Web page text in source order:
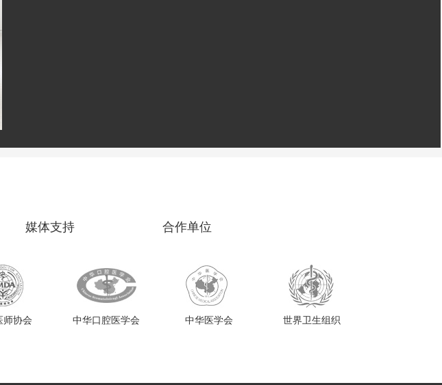
媒体支持 合作单位
师协会 中华口腔医学会 中华医学会 世界卫生组织